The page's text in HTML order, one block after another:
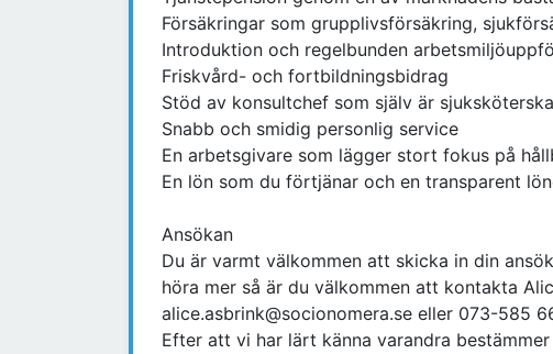
Försäkringar som grupplivsförsäkring,
Introduktion och regelbunden
Friskvård- och fortbildningsbidrag
Stöd av konsultchef som själv är sjuksköterska
Snabb och smidig personlig service
En arbetsgivare som lägger stort fokus på
En lön som du förtjänar och en transparent
Ansökan
Du är varmt välkommen att skicka in din
höra mer så är du välkommen att kontakta
alice.asbrink@socionomera.se eller 073-585
Efter att vi har lärt känna varandra